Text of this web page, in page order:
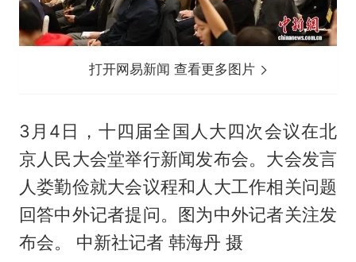
打开网易新闻 查看更多图片
3月4日，十四届全国人大四次会议在北
京人民大会堂举行新闻发布会。大会发言
人娄勤俭就大会议程和人大工作相关问题
回答中外记者提问。图为中外记者关注发
布会。 中新社记者 韩海丹 摄